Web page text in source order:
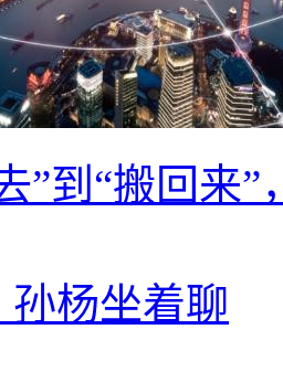
”到“搬回来
孙杨坐着聊